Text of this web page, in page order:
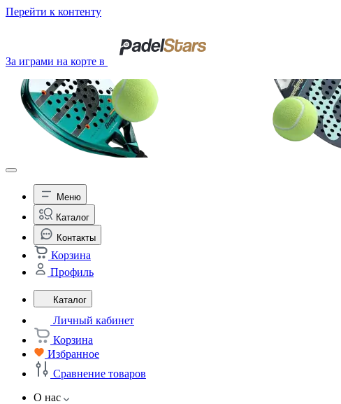
Перейти к контенту
За играми на корте в
Меню
Каталог
Контакты
Корзина
Профиль
Каталог
Личный кабинет
Корзина
Избранное
Сравнение товаров
О нас